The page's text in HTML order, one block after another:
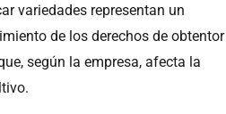
variedades representan un
de los derechos de obtentor
según la empresa, afecta la